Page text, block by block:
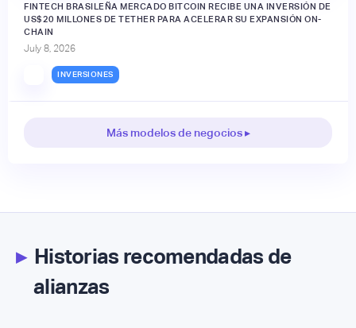
FINTECH BRASILEÑA MERCADO BITCOIN RECIBE UNA INVERSIÓN DE
US$20 MILLONES DE TETHER PARA ACELERAR SU EXPANSIÓN ON-
CHAIN
July 8, 2026
INVERSIONES
Más modelos de negocios ▸
▸Historias recomendadas de
alianzas